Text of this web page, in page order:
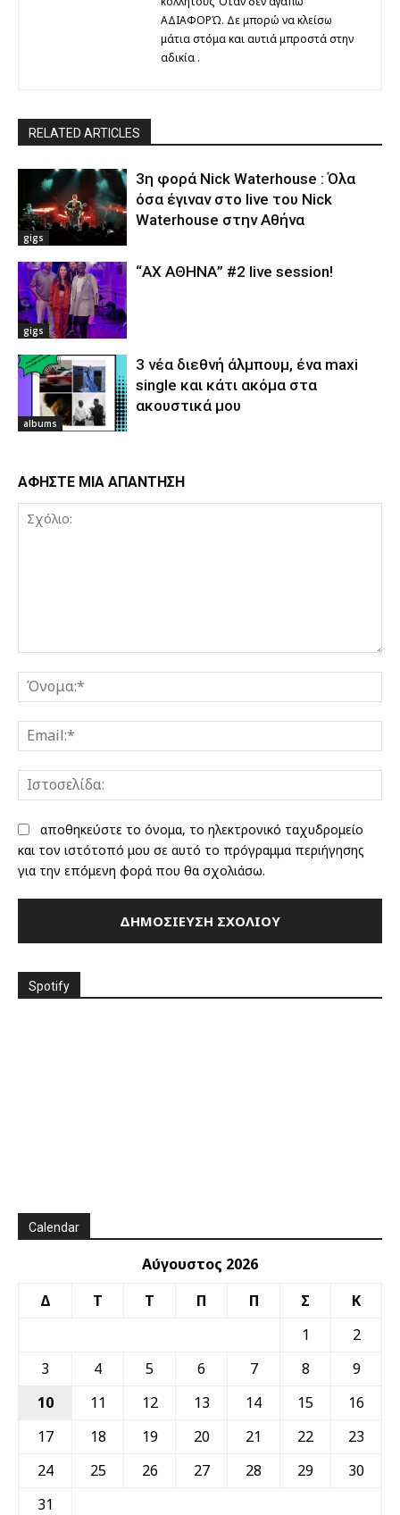
ΑΔΙΑΦΟΡΏ. Δε μπορώ να κλείσω
μάτια στόμα και αυτιά μπροστά στην
αδικία .
RELATED ARTICLES
gigs
3η φορά Nick Waterhouse : Όλα
όσα έγιναν στο live του Nick
Waterhouse στην Αθήνα
gigs
“ΑΧ ΑΘΗΝΑ” #2 live session!
albums
3 νέα διεθνή άλμπουμ, ένα maxi
single και κάτι ακόμα στα
ακουστικά μου
ΑΦΗΣΤΕ ΜΙΑ ΑΠΑΝΤΗΣΗ
αποθηκεύστε το όνομα, το ηλεκτρονικό ταχυδρομείο
και τον ιστότοπό μου σε αυτό το πρόγραμμα περιήγησης
για την επόμενη φορά που θα σχολιάσω.
Spotify
Calendar
Αύγουστος 2026
Δ
Τ Τ Π Π Σ
Κ
1
2
3
4 5 6 7 8
9
10
11 12 13 14 15
16
17
18 19 20 21 22
23
24
25 26 27 28 29
30
31